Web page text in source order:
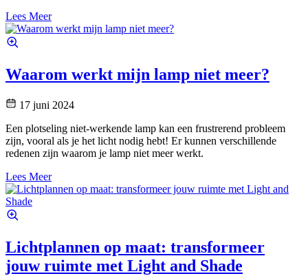
Lees Meer
Waarom werkt mijn lamp niet meer?
17 juni 2024
Een plotseling niet-werkende lamp kan een frustrerend probleem
zijn, vooral als je het licht nodig hebt! Er kunnen verschillende
redenen zijn waarom je lamp niet meer werkt.
Lees Meer
Lichtplannen op maat: transformeer
jouw ruimte met Light and Shade